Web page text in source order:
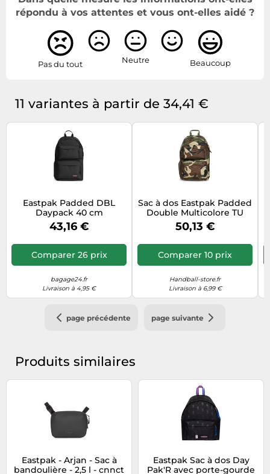
répondu à vos attentes et vous ont-elles aidé ?
Pas du tout Neutre Beaucoup
11 variantes à partir de 34,41 €
Eastpak Padded DBL
Daypack 40 cm
Compartiment pour
ordinateur portable noir
43,16 €
Comparer 26 prix
bagage24.fr
Livraison à 4,95 €
Sac à dos Eastpak Padded
Double Multicolore TU
50,13 €
Comparer 10 prix
Handball-store.fr
Livraison à 6,99 €
page précédente page suivante
Produits similaires
Eastpak - Arjan - Sac à
bandoulière - 2,5 l - cnnct
Eastpak Sac à dos Day
Pak'R avec porte-gourde